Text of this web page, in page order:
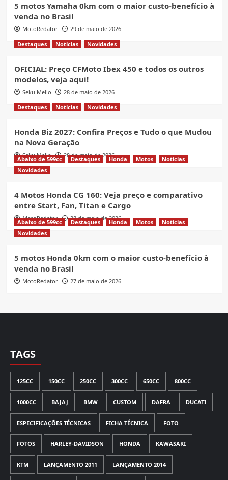
5 motos Yamaha 0km com o maior custo-benefício à
venda no Brasil
MotoRedator
29 de maio de 2026
Destaques
Notícias Novidades
OFICIAL: Preço CFMoto Ibex 450 e todos os outros
modelos, veja aqui!
Seku Mello
28 de maio de 2026
Destaques
Notícias Novidades
Honda Biz 2027: Confira Preços e Tudo o que Mudou
na Nova Geração
Seku Mello 28 de maio de 2026
Abaixo de 599cc Destaques Honda Motos
Notícias
Novidades
4 Motos Honda CG 160: Veja preço e comparativo
entre Start, Fan, Titan e Cargo
MotoRedator 28 de maio de 2026
Abaixo de 599cc Destaques Honda Motos
Notícias
Novidades
5 motos Honda 0km com o maior custo-benefício à
venda no Brasil
MotoRedator 27 de maio de 2026
TAGS
125CC 150CC 250CC 300CC 650CC 800CC
1000CC BAJAJ BMW CUSTOM DAFRA DUCATI
ESPECIFICAÇÕES TÉCNICAS FICHA TÉCNICA FOTO
FOTOS HARLEY-DAVIDSON HONDA KAWASAKI
KTM LANÇAMENTO 2011 LANÇAMENTO 2014